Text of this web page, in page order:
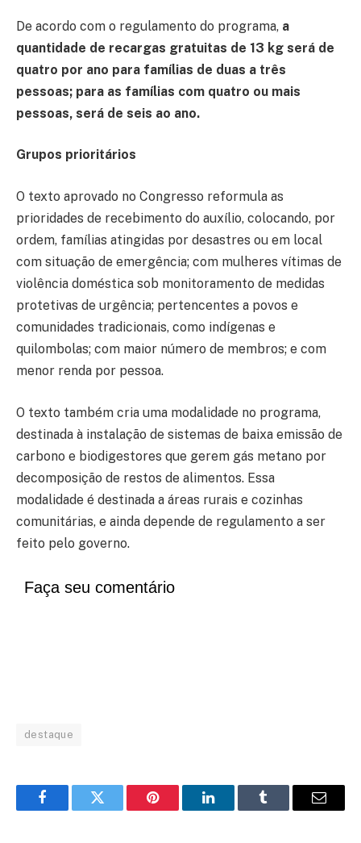
De acordo com o regulamento do programa, a
quantidade de recargas gratuitas de 13 kg será de
quatro por ano para famílias de duas a três
pessoas; para as famílias com quatro ou mais
pessoas, será de seis ao ano.
Grupos prioritários
O texto aprovado no Congresso reformula as
prioridades de recebimento do auxílio, colocando, por
ordem, famílias atingidas por desastres ou em local
com situação de emergência; com mulheres vítimas de
violência doméstica sob monitoramento de medidas
protetivas de urgência; pertencentes a povos e
comunidades tradicionais, como indígenas e
quilombolas; com maior número de membros; e com
menor renda por pessoa.
O texto também cria uma modalidade no programa,
destinada à instalação de sistemas de baixa emissão de
carbono e biodigestores que gerem gás metano por
decomposição de restos de alimentos. Essa
modalidade é destinada a áreas rurais e cozinhas
comunitárias, e ainda depende de regulamento a ser
feito pelo governo.
Faça seu comentário
destaque
FacebookTwitter Pinterest LinkedInTumblr Email